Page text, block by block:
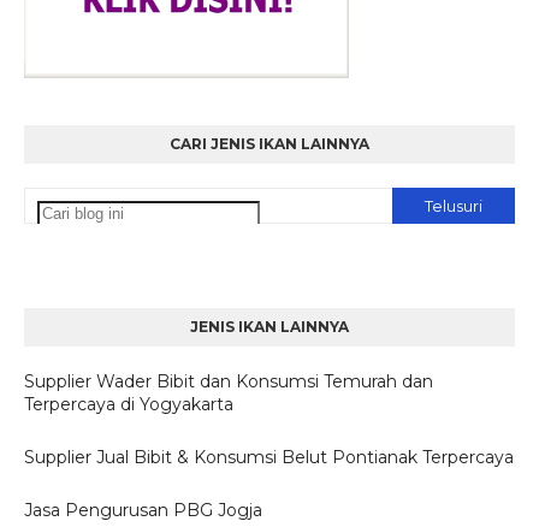
CARI JENIS IKAN LAINNYA
JENIS IKAN LAINNYA
Supplier Wader Bibit dan Konsumsi Temurah dan
Terpercaya di Yogyakarta
Supplier Jual Bibit & Konsumsi Belut Pontianak Terpercaya
Jasa Pengurusan PBG Jogja